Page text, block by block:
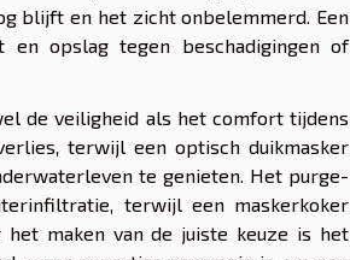
blijft en het zicht onbelemmerd. Een
en opslag tegen beschadigingen of
de veiligheid als het comfort tijdens
terwijl een optisch duikmasker
te genieten. Het purge-
terwijl een maskerkoker
maken van de juiste keuze is het